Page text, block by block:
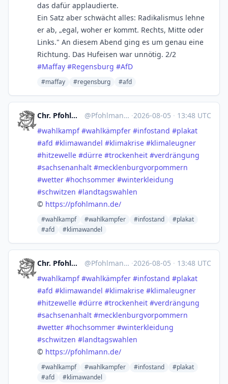
das dafür applaudierte.
Ein Satz aber schwächt alles: Radikalismus lehne
er ab, „egal, woher er kommt. Rechts, Mitte oder
Links." An diesem Abend ging es um genau eine
Richtung. Das Hufeisen war unnötig. 2/2
#Maffay #Regensburg #AfD
#maffay #regensburg #afd
Chr. Pfohlmann, Karikaturistin @Pfohlmann@mastodon.social ·2026-08-05 · 13:48 UTC
#wahlkampf #wahlkämpfer #infostand #plakat
#afd #klimawandel #klimakrise #klimaleugner
#hitzewelle #dürre #trockenheit #verdrängung
#sachsenanhalt #mecklenburgvorpommern
#wetter #hochsommer #winterkleidung
#schwitzen #landtagswahlen
© https://pfohlmann.de/
#wahlkampf #wahlkampfer #infostand
#plakat
#afd
#klimawandel
Chr. Pfohlmann, Karikaturistin @Pfohlmann@mastodon.social ·2026-08-05 · 13:48 UTC
#wahlkampf #wahlkämpfer #infostand #plakat
#afd #klimawandel #klimakrise #klimaleugner
#hitzewelle #dürre #trockenheit #verdrängung
#sachsenanhalt #mecklenburgvorpommern
#wetter #hochsommer #winterkleidung
#schwitzen #landtagswahlen
© https://pfohlmann.de/
#wahlkampf #wahlkampfer #infostand
#plakat
#afd
#klimawandel